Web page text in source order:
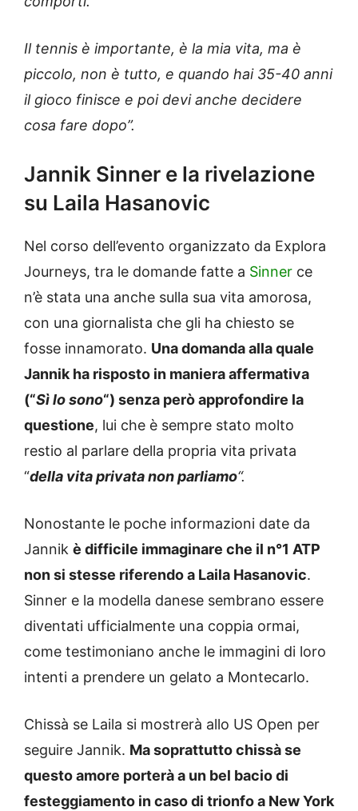
Il tennis è importante, è la mia vita, ma è
piccolo, non è tutto, e quando hai 35-40 anni
il gioco finisce e poi devi anche decidere
cosa fare dopo”.
Jannik Sinner e la rivelazione
su Laila Hasanovic
Nel corso dell’evento organizzato da Explora
Journeys, tra le domande fatte a Sinner ce
n’è stata una anche sulla sua vita amorosa,
con una giornalista che gli ha chiesto se
fosse innamorato. Una domanda alla quale
Jannik ha risposto in maniera affermativa
(“Sì lo sono“) senza però approfondire la
questione, lui che è sempre stato molto
restio al parlare della propria vita privata
“della vita privata non parliamo“.
Nonostante le poche informazioni date da
Jannik è difficile immaginare che il n°1 ATP
non si stesse riferendo a Laila Hasanovic.
Sinner e la modella danese sembrano essere
diventati ufficialmente una coppia ormai,
come testimoniano anche le immagini di loro
intenti a prendere un gelato a Montecarlo.
Chissà se Laila si mostrerà allo US Open per
seguire Jannik. Ma soprattutto chissà se
questo amore porterà a un bel bacio di
festeggiamento in caso di trionfo a New York